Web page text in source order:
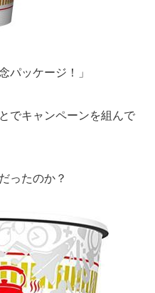
パッケージ！」
でキャンペーンを組んで
ったのか？